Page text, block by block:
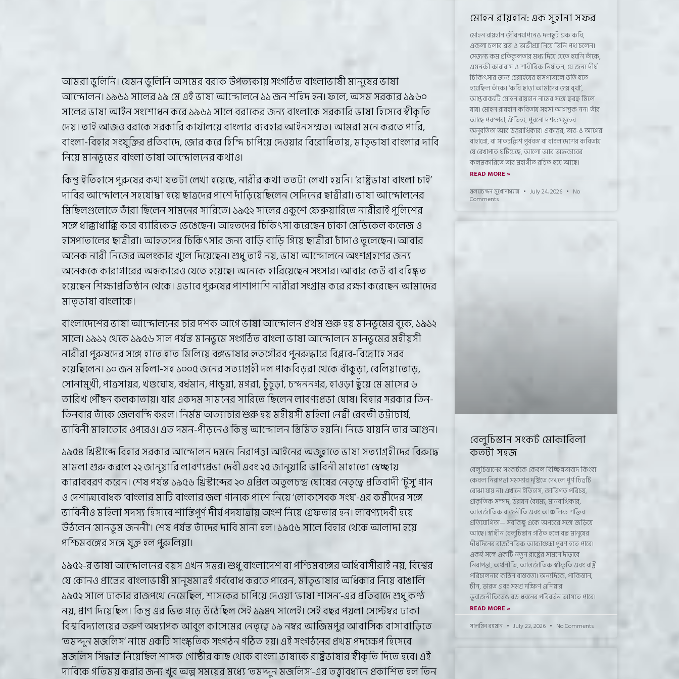
আমরা ভুলিনি। যেমন ভুলিনি অসমের বরাক উপত্যকায় সংগঠিত বাংলাভাষী মানুষের ভাষা
আন্দোলন। ১৯৬১ সালের ১৯ মে এই ভাষা আন্দোলনে ১১ জন শহিদ হন। ফলে, অসম সরকার ১৯৬০
সালের ভাষা আইন সংশোধন করে ১৯৬১ সালে বরাকের জন্য বাংলাকে সরকারি ভাষা হিসেবে স্বীকৃতি
দেয়। তাই আজও বরাকে সরকারি কার্যালয়ে বাংলার ব্যবহার আইনসম্মত। আমরা মনে করতে পারি,
বাংলা-বিহার সংযুক্তির প্রতিবাদে, জোর করে হিন্দি চাপিয়ে দেওয়ার বিরোধিতায়, মাতৃভাষা বাংলার দাবি
নিয়ে মানভূমের বাংলা ভাষা আন্দোলনের কথাও।
কিন্তু ইতিহাসে পুরুষের কথা যতটা লেখা হয়েছে, নারীর কথা ততটা লেখা হয়নি। ‘রাষ্ট্রভাষা বাংলা চাই’
দাবির আন্দোলনে সহযোদ্ধা হয়ে ছাত্রদের পাশে দাঁড়িয়েছিলেন সেদিনের ছাত্রীরা। ভাষা আন্দোলনের
মিছিলগুলোতে তাঁরা ছিলেন সামনের সারিতে। ১৯৫২ সালের একুশে ফেব্রুয়ারিতে নারীরাই পুলিশের
সঙ্গে ধাক্কাধাক্কি করে ব্যারিকেড ভেঙেছেন। আহতদের চিকিৎসা করেছেন ঢাকা মেডিকেল কলেজ ও
হাসপাতালের ছাত্রীরা। আহতদের চিকিৎসার জন্য বাড়ি বাড়ি গিয়ে ছাত্রীরা চাঁদাও তুলেছেন। আবার
অনেক নারী নিজের অলংকার খুলে দিয়েছেন। শুধু তাই নয়, ভাষা আন্দোলনে অংশগ্রহণের জন্য
অনেককে কারাগারের অন্ধকারেও যেতে হয়েছে। অনেকে হারিয়েছেন সংসার। আবার কেউ বা বহিষ্কৃত
হয়েছেন শিক্ষাপ্রতিষ্ঠান থেকে। এভাবে পুরুষের পাশাপাশি নারীরা সংগ্রাম করে রক্ষা করেছেন আমাদের
মাতৃভাষা বাংলাকে।
বাংলাদেশের ভাষা আন্দোলনের চার দশক আগে ভাষা আন্দোলন প্রথম শুরু হয় মানভূমের বুকে, ১৯১২
সালে। ১৯১২ থেকে ১৯৫৬ সাল পর্যন্ত মানভূমে সংগঠিত বাংলা ভাষা আন্দোলনে মানভূমের মহীয়সী
নারীরা পুরুষদের সঙ্গে হাতে হাত মিলিয়ে বঙ্গভাষার হৃতগৌরব পুনরুদ্ধারে বিপ্লবে-বিদ্রোহে সরব
হয়েছিলেন। ১০ জন মহিলা-সহ ১০০৫ জনের সত্যাগ্রহী দল পাকবিড়রা থেকে বাঁকুড়া, বেলিয়াতোড়,
সোনামুখী, পাত্রসায়র, খণ্ডঘোষ, বর্ধমান, পান্ডুয়া, মগরা, চুঁচুড়া, চন্দননগর, হাওড়া ছুঁয়ে মে মাসের ৬
তারিখ পৌঁছন কলকাতায়। যার একদম সামনের সারিতে ছিলেন লাবণ্যপ্রভা ঘোষ। বিহার সরকার তিন-
তিনবার তাঁকে জেলবন্দি করল। নির্মম অত্যাচার শুরু হয় মহীয়সী মহিলা নেত্রী রেবতী ভট্টাচার্য,
ভাবিনী মাহাতোর ওপরেও। এত দমন-পীড়নেও কিন্তু আন্দোলন স্তিমিত হয়নি। নিভে যায়নি তার আগুন।
১৯৫৪ খ্রিস্টাব্দে বিহার সরকার আন্দোলন দমনে নিরাপত্তা আইনের অজুহাতে ভাষা সত্যাগ্রহীদের বিরুদ্ধে
মামলা শুরু করলে ২২ জানুয়ারি লাবণ্যপ্রভা দেবী এবং ২৫ জানুয়ারি ভাবিনী মাহাতো স্বেচ্ছায়
কারাববরণ করেন। শেষ পর্যন্ত ১৯৫৬ খ্রিস্টাব্দের ২০ এপ্রিল অতুলচন্দ্র ঘোষের নেতৃত্বে প্রতিবাদী ‘টুসু’ গান
ও দেশাত্মবোধক ‘বাংলার মাটি বাংলার জল’ গানকে পাশে নিয়ে ‘লোকসেবক সংঘ’-এর কর্মীদের সঙ্গে
ভাবিনীও মহিলা সদস্য হিসাবে শান্তিপূর্ণ দীর্ঘ পদযাত্রায় অংশ নিয়ে গ্রেফতার হন। লাবণ্যদেবী হয়ে
উঠলেন ‘মানভূম জননী’। শেষ পর্যন্ত তাঁদের দাবি মানা হল। ১৯৫৬ সালে বিহার থেকে আলাদা হয়ে
পশ্চিমবঙ্গের সঙ্গে যুক্ত হল পুরুলিয়া।
১৯৫২-র ভাষা আন্দোলনের বয়স এখন সত্তর। শুধু বাংলাদেশ বা পশ্চিমবঙ্গের অধিবাসীরাই নয়, বিশ্বের
যে কোনও প্রান্তের বাংলাভাষী মানুষমাত্রই গর্ববোধ করতে পারেন, মাতৃভাষার অধিকার নিয়ে বাঙালি
১৯৫২ সালে ঢাকার রাজপথে নেমেছিল, শাসকের চাপিয়ে দেওয়া ‘ভাষা শাসন’-এর প্রতিবাদে শুধু কণ্ঠ
নয়, প্রাণ দিয়েছিল। কিন্তু এর ভিত গড়ে উঠেছিল সেই ১৯৪৭ সালেই। সেই বছর পয়লা সেপ্টেম্বর ঢাকা
বিশ্ববিদ্যালয়ের তরুণ অধ্যাপক আবুল কাসেমের নেতৃত্বে ১৯ নম্বর আজিমপুর আবাসিক বাসাবাড়িতে
‘তমদ্দুন মজলিস’ নামে একটি সাংস্কৃতিক সংগঠন গঠিত হয়। এই সংগঠনের প্রথম পদক্ষেপ হিসেবে
মজলিস সিদ্ধান্ত নিয়েছিল শাসক গোষ্ঠীর কাছ থেকে বাংলা ভাষাকে রাষ্ট্রভাষার স্বীকৃতি দিতে হবে। এই
দাবিকে গতিময় করার জন্য খুব অল্প সময়ের মধ্যে ‘তমদ্দুন মজলিস’-এর তত্ত্বাবধানে প্রকাশিত হল তিন
মোহন রায়হান: এক সুহানা সফর
মোহন রায়হান জীবনযাপনেও দলছুট এক কবি,
একলা চলার ব্রত ও অভীপ্সা নিয়ে তিনি পথ চলেন।
সেজন্য কম প্রতিকূলতার মধ্য দিয়ে যেতে হয়নি তাঁকে,
এমনকী কারাবাস ও শারীরিক নির্যাতন, যে জন্য দীর্ঘ
চিকিৎসার জন্য চেন্নাইয়ের হাসপাতালে ভর্তি হতে
হয়েছিল তাঁকে। ‘কবি ছাড়া আমাদের জয় বৃথা’,
আপ্তবাক্যটি মোহন রায়হান নামের সঙ্গে হুবহু মিলে
যায়। মোহন রায়হান কবিতায় সহসা আগন্তুক নন। তাঁর
আছে পরম্পরা, ঐতিহ্য, পুরনো দশকসমূহের
অনুবর্তিতা আর উত্তরাধিকার। একাত্তর, তার-ও আগের
বাহান্নো, বা সাতচল্লিশ পূর্ববঙ্গ বা বাংলাদেশের কবিতায়
যে রেখাপাত ঘটিয়েছে, আলো আর অন্ধকারের
কলমকারিতে তার মহাগীত রচিত হয়ে আছে।
READ MORE »
মলয়চন্দন মুখোপাধ্যায়
July 24, 2026 No
Comments
বেলুচিস্তান সংকট মোকাবিলা
কতটা সহজ
বেলুচিস্তানের সংকটকে কেবল বিচ্ছিন্নতাবাদ কিংবা
কেবল নিরাপত্তা সমস্যার দৃষ্টিতে দেখলে পূর্ণ চিত্রটি
বোঝা যায় না। এখানে ইতিহাস, জাতিগত পরিচয়,
প্রাকৃতিক সম্পদ, উন্নয়ন বৈষম্য, মানবাধিকার,
আন্তর্জাতিক রাজনীতি এবং আঞ্চলিক শক্তির
প্রতিযোগিতা— সবকিছু একে অপরের সঙ্গে জড়িয়ে
আছে। স্বাধীন বেলুচিস্তান গঠিত হলে বহু মানুষের
দীর্ঘদিনের রাজনৈতিক আকাঙ্ক্ষা পূরণ হতে পারে।
একই সঙ্গে একটি নতুন রাষ্ট্রের সামনে দাঁড়াবে
নিরাপত্তা, অর্থনীতি, আন্তর্জাতিক স্বীকৃতি এবং রাষ্ট্র
পরিচালনার কঠিন বাস্তবতা। অন্যদিকে, পাকিস্তান,
চীন, ভারত এবং সমগ্র দক্ষিণ এশিয়ার
ভূরাজনীতিতেও বড় ধরনের পরিবর্তন আসতে পারে।
READ MORE »
সালমিন রহমান
July 23, 2026 No Comments